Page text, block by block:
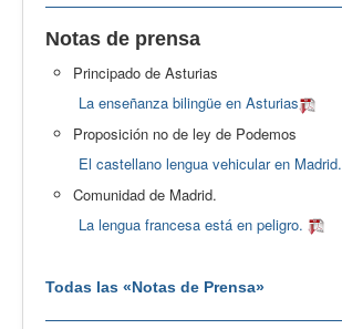
Notas de prensa
Principado de Asturias
La enseñanza bilingüe en Asturias
Proposición no de ley de Podemos
El castellano lengua vehicular en Madrid.
Comunidad de Madrid.
La lengua francesa está en peligro.
Todas las «Notas de Prensa»